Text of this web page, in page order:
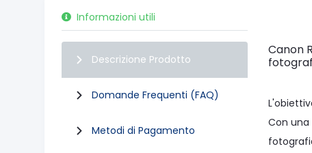
Informazioni utili
Descrizione Prodotto
Domande Frequenti (FAQ)
Metodi di Pagamento
Canon
Con